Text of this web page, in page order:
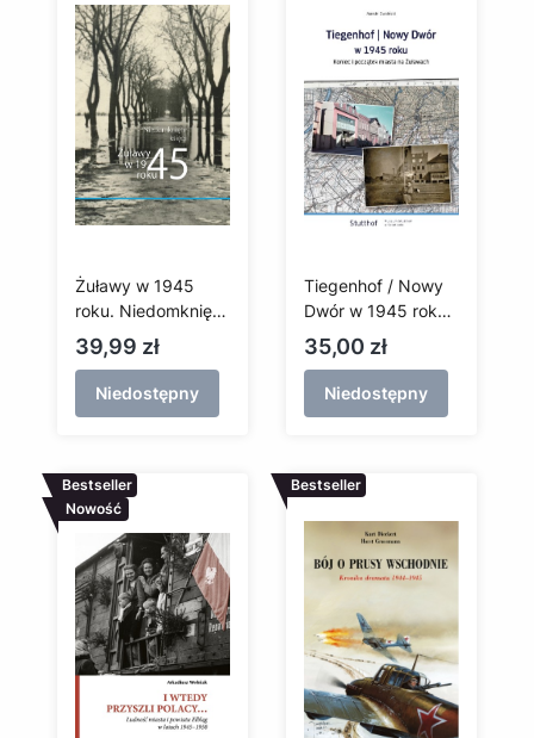
Żuławy w 1945
roku. Niedomknięte
księgi
Cena
39,99 zł
Niedostępny
Tiegenhof / Nowy
Dwór w 1945 roku
Koniec i początek
miasta na Żuławach
Cena
35,00 zł
Niedostępny
Bestseller
Nowość
Bestseller